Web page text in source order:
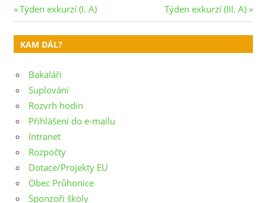
Navigace
pro
příspěvek
Previous
Post:
Týden exkurzí (I. A)
Next
Post:
Týden exkurzí (III. A)
KAM DÁL?
Bakaláři
Suplování
Rozvrh hodin
Přihlášení do e-mailu
Intranet
Rozpočty
Dotace/Projekty EU
Obec Průhonice
Sponzoři školy